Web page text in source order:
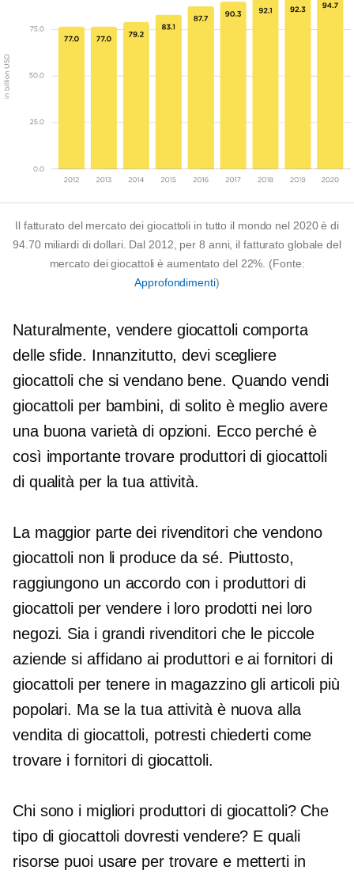
Il fatturato del mercato dei giocattoli in tutto il mondo nel 2020 è di
94.70 miliardi di dollari. Dal 2012, per 8 anni, il fatturato globale del
mercato dei giocattoli è aumentato del 22%. (Fonte:
Approfondimenti)
Naturalmente, vendere giocattoli comporta
delle sfide. Innanzitutto, devi scegliere
giocattoli che si vendano bene. Quando vendi
giocattoli per bambini, di solito è meglio avere
una buona varietà di opzioni. Ecco perché è
così importante trovare produttori di giocattoli
di qualità per la tua attività.
La maggior parte dei rivenditori che vendono
giocattoli non li produce da sé. Piuttosto,
raggiungono un accordo con i produttori di
giocattoli per vendere i loro prodotti nei loro
negozi. Sia i grandi rivenditori che le piccole
aziende si affidano ai produttori e ai fornitori di
giocattoli per tenere in magazzino gli articoli più
popolari. Ma se la tua attività è nuova alla
vendita di giocattoli, potresti chiederti come
trovare i fornitori di giocattoli.
Chi sono i migliori produttori di giocattoli? Che
tipo di giocattoli dovresti vendere? E quali
risorse puoi usare per trovare e metterti in